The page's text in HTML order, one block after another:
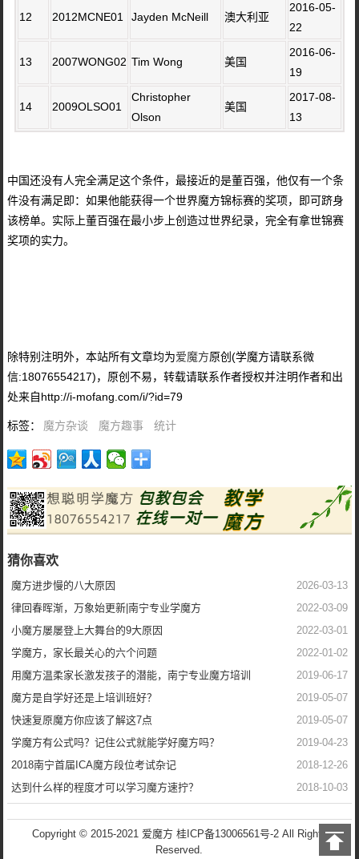
12 2012MCNE01 Jayden McNeill 澳大利亚
2016-05-
22
13 2007WONG02 Tim Wong 美国
2016-06-
19
14 2009OLSO01
Christopher
Olson
美国
2017-08-
13
中国还没有人完全满足这个条件，最接近的是董百强，他仅有一个条
件没有满足即：如果他能获得一个世界魔方锦标赛的奖项，即可跻身
该榜单。实际上董百强在最小步上创造过世界纪录，完全有拿世锦赛
奖项的实力。
除特别注明外，本站所有文章均为爱魔方原创(学魔方请联系微
信:18076554217)，原创不易，转载请联系作者授权并注明作者和出
处来自http://i-mofang.com/i/?id=79
标签： 魔方杂谈 魔方趣事 统计
猜你喜欢
魔方进步慢的八大原因
2026-03-13
律回春晖渐，万象始更新|南宁专业学魔方
2022-03-09
小魔方屡屡登上大舞台的9大原因
2022-03-01
学魔方，家长最关心的六个问题
2022-01-02
用魔方温柔家长激发孩子的潜能，南宁专业魔方培训
2019-06-17
魔方是自学好还是上培训班好？
2019-05-07
快速复原魔方你应该了解这7点
2019-05-07
学魔方有公式吗？记住公式就能学好魔方吗？
2019-04-23
2018南宁首届ICA魔方段位考试杂记
2018-12-26
达到什么样的程度才可以学习魔方速拧？
2018-10-03
Copyright © 2015-2021 爱魔方 桂ICP备13006561号-2All Rights
Reserved.